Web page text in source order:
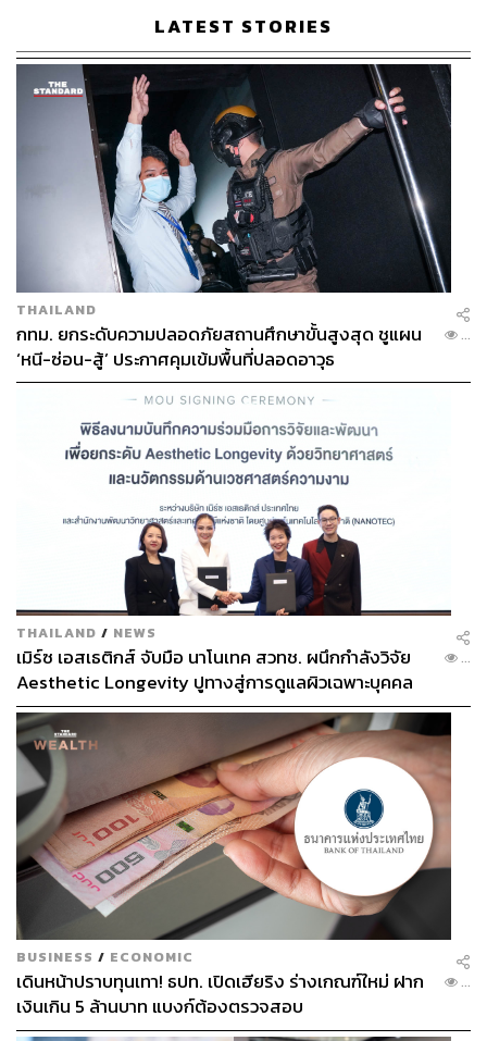
LATEST STORIES
THAILAND
กทม. ยกระดับความปลอดภัยสถานศึกษาขั้นสูงสุด ชูแผน
‘หนี-ซ่อน-สู้’ ประกาศคุมเข้มพื้นที่ปลอดอาวุธ
...
THAILAND / NEWS
เมิร์ซ เอสเธติกส์ จับมือ นาโนเทค สวทช. ผนึกกำลังวิจัย
Aesthetic Longevity ปูทางสู่การดูแลผิวเฉพาะบุคคล
[PR NEWS]
...
BUSINESS / ECONOMIC
เดินหน้าปราบทุนเทา! ธปท. เปิดเฮียริง ร่างเกณฑ์ใหม่ ฝาก
เงินเกิน 5 ล้านบาท แบงก์ต้องตรวจสอบ
...